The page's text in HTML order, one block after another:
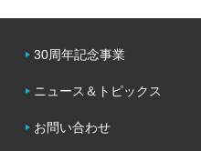
30周年記念事業
ニュース＆トピックス
お問い合わせ